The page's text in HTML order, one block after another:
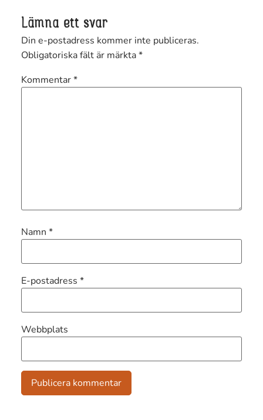
Lämna ett svar
Din e-postadress kommer inte publiceras.
Obligatoriska fält är märkta*
Kommentar*
Namn *
E-postadress *
Webbplats